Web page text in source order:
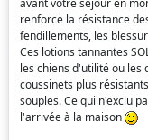
renforce la résistance
fendillements, les
Ces lotions tannantes
les chiens d'utilité ou les
coussinets plus
souples. Ce qui n'exclu
l'arrivée à la maison